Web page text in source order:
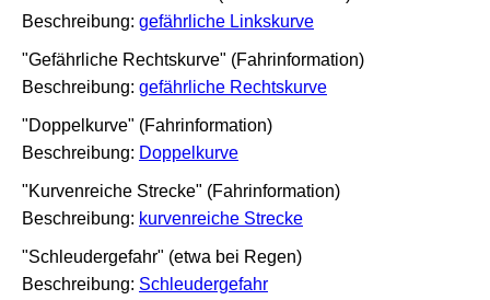
Beschreibung: gefährliche Linkskurve
"Gefährliche Rechtskurve" (Fahrinformation)
Beschreibung: gefährliche Rechtskurve
"Doppelkurve" (Fahrinformation)
Beschreibung: Doppelkurve
"Kurvenreiche Strecke" (Fahrinformation)
Beschreibung: kurvenreiche Strecke
"Schleudergefahr" (etwa bei Regen)
Beschreibung: Schleudergefahr